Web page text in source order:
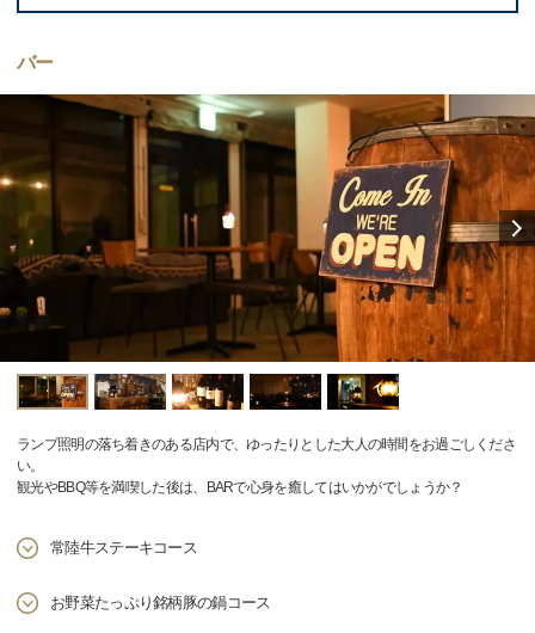
バー
ランプ照明の落ち着きのある店内で、ゆったりとした大人の時間をお過ごしくださ
い。
観光やBBQ等を満喫した後は、BARで心身を癒してはいかがでしょうか？
常陸牛ステーキコース
お野菜たっぷり銘柄豚の鍋コース